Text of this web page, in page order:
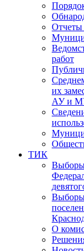
Отчеты
работ
их
АУ и
ТИК
Выборы
Выборы
О